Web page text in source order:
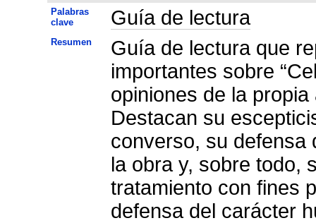
Palabras
clave
Guía de lectura
Resumen
Guía de lectura que
importantes sobre
opiniones de la
Destacan su
converso, su defensa
la obra y, sobre todo,
tratamiento con fines
defensa del carácter